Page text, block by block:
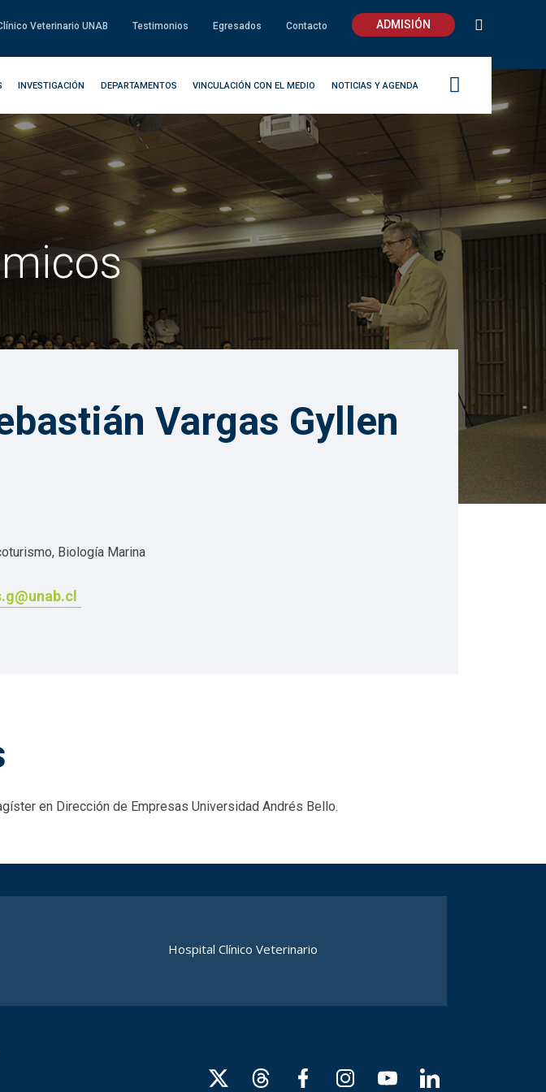
Veterinario UNAB Testimonios Egresados Contacto ADMISIÓN
INVESTIGACIÓN DEPARTAMENTOS VINCULACIÓN CON EL MEDIO NOTICIAS Y AGENDA
Vargas Gyllen
Biología Marina
en Dirección de Empresas Universidad Andrés Bello.